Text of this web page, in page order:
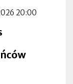
20:00